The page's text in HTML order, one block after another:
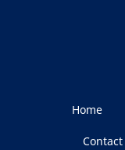
Home
Contact